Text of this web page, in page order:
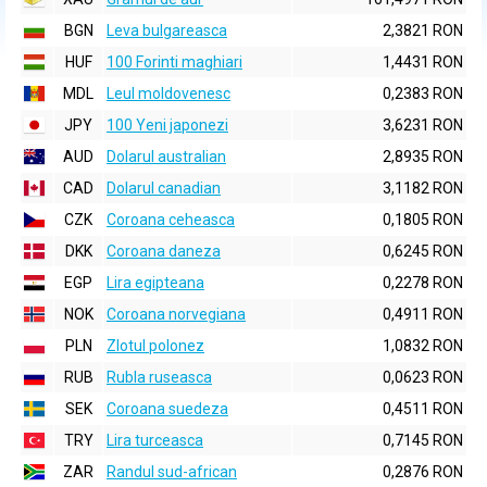
BGN
Leva bulgareasca
2,3821 RON
HUF
100 Forinti maghiari
1,4431 RON
MDL
Leul moldovenesc
0,2383 RON
JPY
100 Yeni japonezi
3,6231 RON
AUD
Dolarul australian
2,8935 RON
CAD
Dolarul canadian
3,1182 RON
CZK
Coroana ceheasca
0,1805 RON
DKK
Coroana daneza
0,6245 RON
EGP
Lira egipteana
0,2278 RON
NOK
Coroana norvegiana
0,4911 RON
PLN
Zlotul polonez
1,0832 RON
RUB
Rubla ruseasca
0,0623 RON
SEK
Coroana suedeza
0,4511 RON
TRY
Lira turceasca
0,7145 RON
ZAR
Randul sud-african 0,2876 RON